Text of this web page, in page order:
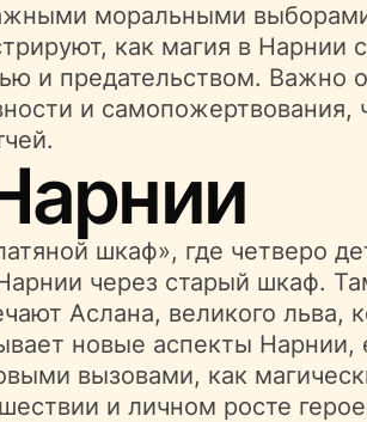
моральными
как магия в Нарнии
и предательством. Важно
и самопожертвования,
шкаф», где четверо
через старый шкаф.
Аслана, великого льва,
новые аспекты Нарнии,
вызовами, как
и личном росте